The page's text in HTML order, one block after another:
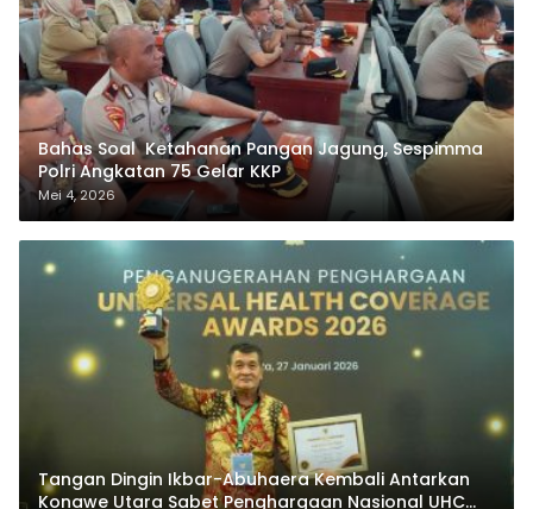
Bahas Soal Ketahanan Pangan Jagung, Sespimma
Polri Angkatan 75 Gelar KKP
Mei 4, 2026
Tangan Dingin Ikbar-Abuhaera Kembali Antarkan
Konawe Utara Sabet Penghargaan Nasional UHC